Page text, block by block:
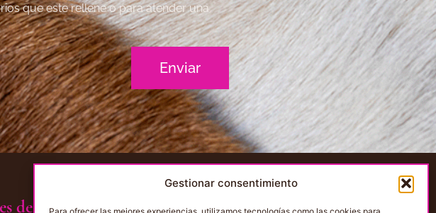
Gestionar consentimiento
que este rellene o para atender una
Enviar
de interés